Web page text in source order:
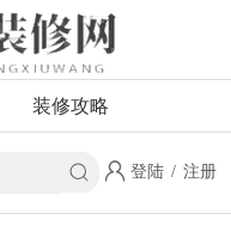
装修攻略
登陆 / 注册